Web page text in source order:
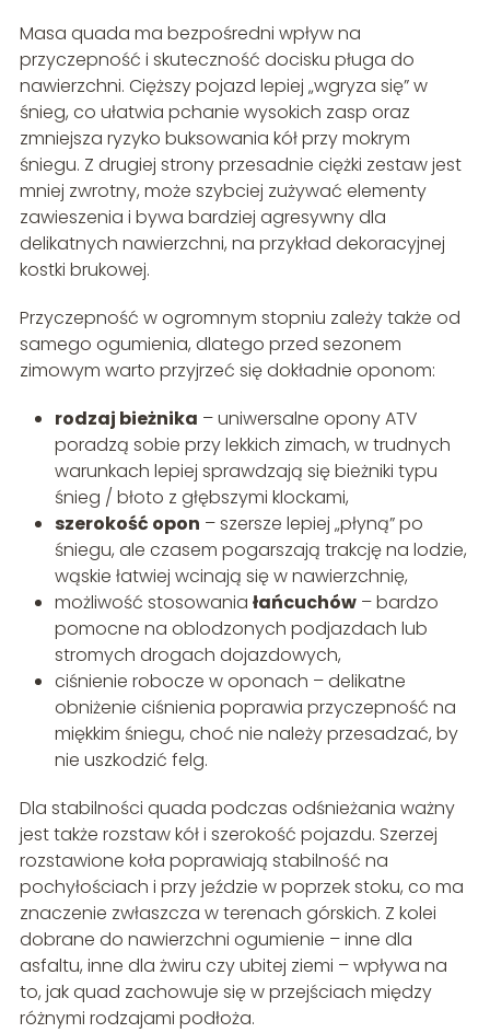
Masa quada ma bezpośredni wpływ na
przyczepność i skuteczność docisku pługa do
nawierzchni. Cięższy pojazd lepiej „wgryza się” w
śnieg, co ułatwia pchanie wysokich zasp oraz
zmniejsza ryzyko buksowania kół przy mokrym
śniegu. Z drugiej strony przesadnie ciężki zestaw jest
mniej zwrotny, może szybciej zużywać elementy
zawieszenia i bywa bardziej agresywny dla
delikatnych nawierzchni, na przykład dekoracyjnej
kostki brukowej.
Przyczepność w ogromnym stopniu zależy także od
samego ogumienia, dlatego przed sezonem
zimowym warto przyjrzeć się dokładnie oponom:
rodzaj bieżnika – uniwersalne opony ATV
poradzą sobie przy lekkich zimach, w trudnych
warunkach lepiej sprawdzają się bieżniki typu
śnieg / błoto z głębszymi klockami,
szerokość opon – szersze lepiej „płyną” po
śniegu, ale czasem pogarszają trakcję na lodzie,
wąskie łatwiej wcinają się w nawierzchnię,
możliwość stosowania łańcuchów– bardzo
pomocne na oblodzonych podjazdach lub
stromych drogach dojazdowych,
ciśnienie robocze w oponach – delikatne
obniżenie ciśnienia poprawia przyczepność na
miękkim śniegu, choć nie należy przesadzać, by
nie uszkodzić felg.
Dla stabilności quada podczas odśnieżania ważny
jest także rozstaw kół i szerokość pojazdu. Szerzej
rozstawione koła poprawiają stabilność na
pochyłościach i przy jeździe w poprzek stoku, co ma
znaczenie zwłaszcza w terenach górskich. Z kolei
dobrane do nawierzchni ogumienie – inne dla
asfaltu, inne dla żwiru czy ubitej ziemi – wpływa na
to, jak quad zachowuje się w przejściach między
różnymi rodzajami podłoża.